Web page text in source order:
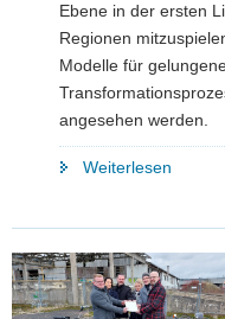
Ebene in der ersten
Regionen
Modelle für
angesehen werden.
Weiterlesen
Brüssel
für